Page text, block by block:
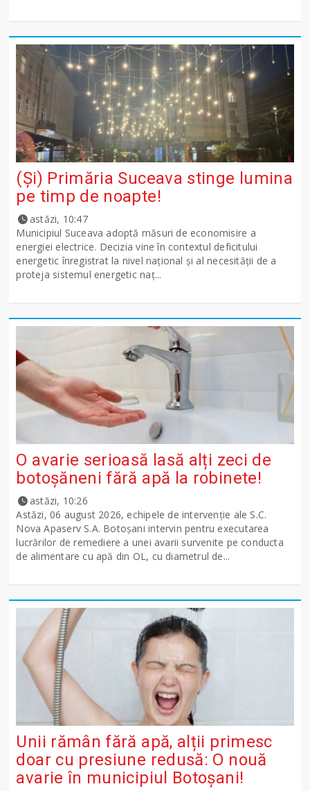
(Și) Primăria Suceava stinge lumina
pe timp de noapte!
astăzi, 10:47
Municipiul Suceava adoptă măsuri de economisire a
energiei electrice. Decizia vine în contextul deficitului
energetic înregistrat la nivel național și al necesității de a
proteja sistemul energetic naț...
O avarie serioasă lasă alți zeci de
botoșăneni fără apă la robinete!
astăzi, 10:26
Astăzi, 06 august 2026, echipele de intervenție ale S.C.
Nova Apaserv S.A. Botoșani intervin pentru executarea
lucrărilor de remediere a unei avarii survenite pe conducta
de alimentare cu apă din OL, cu diametrul de...
Unii rămân fără apă, alții primesc
doar cu presiune redusă: O nouă
avarie în municipiul Botoșani!